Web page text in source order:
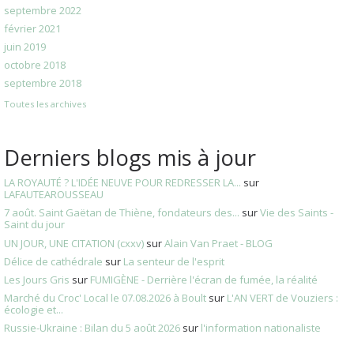
septembre 2022
février 2021
juin 2019
octobre 2018
septembre 2018
Toutes les archives
Derniers blogs mis à jour
LA ROYAUTÉ ? L'IDÉE NEUVE POUR REDRESSER LA... sur
LAFAUTEAROUSSEAU
7 août. Saint Gaëtan de Thiène, fondateurs des... surVie des Saints -
Saint du jour
UN JOUR, UNE CITATION (cxxv) surAlain Van Praet - BLOG
Délice de cathédrale sur La senteur de l'esprit
Les Jours Gris sur FUMIGÈNE - Derrière l'écran de fumée, la réalité
Marché du Croc' Local le 07.08.2026 à Boult sur L'AN VERT de Vouziers :
écologie et...
Russie-Ukraine : Bilan du 5 août 2026 sur l'information nationaliste